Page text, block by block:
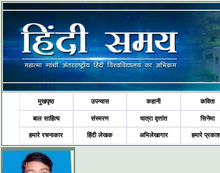
मुखपृष्ठ उपन्यास कहानी कविता
बाल साहित्य संस्मरण यात्रा वृत्तांत सिनेमा
हमारे रचनाकार हिंदी लेखक अभिलेखागार हमारे